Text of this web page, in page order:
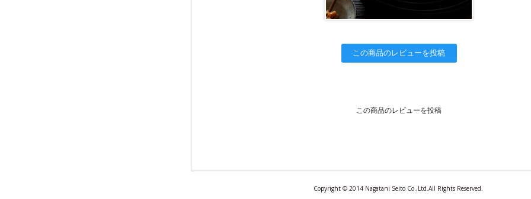
この商品のレビューを投稿
この商品のレビューを投稿
Copyright © 2014 Nagatani Seito Co.,Ltd.All Rights Reserved.